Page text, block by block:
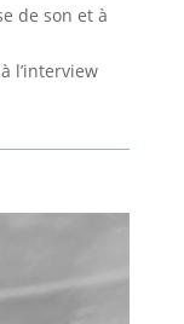
de son et à
l’interview